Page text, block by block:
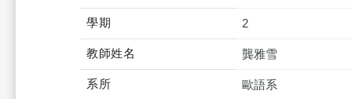
學期 2
教師姓名 龔雅雪
系所 歐語系